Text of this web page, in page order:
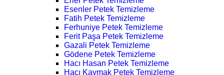
Esenler Petek Temizleme
Fatih Petek Temizleme
Ferhuniye Petek Temizleme
Ferit Paşa Petek Temizleme
Gazali Petek Temizleme
Gödene Petek Temizleme
Hacı Hasan Petek Temizleme
Hacı Kaymak Petek Temizleme